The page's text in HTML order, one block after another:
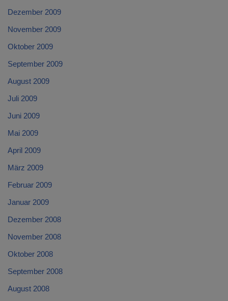
Dezember 2009
November 2009
Oktober 2009
September 2009
August 2009
Juli 2009
Juni 2009
Mai 2009
April 2009
März 2009
Februar 2009
Januar 2009
Dezember 2008
November 2008
Oktober 2008
September 2008
August 2008